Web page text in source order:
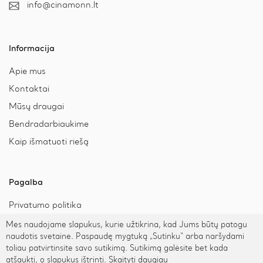
info@cinamonn.lt
Informacija
Apie mus
Kontaktai
Mūsų draugai
Bendradarbiaukime
Kaip išmatuoti riešą
Pagalba
Privatumo politika
Pristatymas ir grąžinimas
Apmokėjimas
Mes naudojame slapukus, kurie užtikrina, kad Jums būtų patogu
naudotis svetaine. Paspaudę mygtuką „Sutinku“ arba naršydami
toliau patvirtinsite savo sutikimą. Sutikimą galėsite bet kada
atšaukti, o slapukus ištrinti. Skaityti daugiau